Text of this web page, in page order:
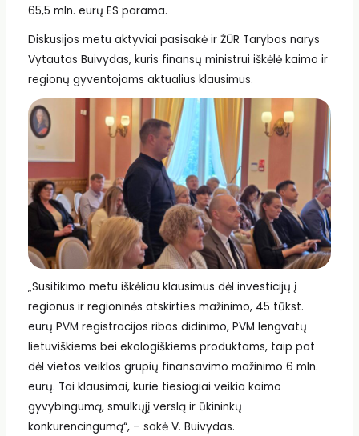
65,5 mln. eurų ES parama.
Diskusijos metu aktyviai pasisakė ir ŽŪR Tarybos narys
Vytautas Buivydas, kuris finansų ministrui iškėlė kaimo ir
regionų gyventojams aktualius klausimus.
„Susitikimo metu iškėliau klausimus dėl investicijų į
regionus ir regioninės atskirties mažinimo, 45 tūkst.
eurų PVM registracijos ribos didinimo, PVM lengvatų
lietuviškiems bei ekologiškiems produktams, taip pat
dėl vietos veiklos grupių finansavimo mažinimo 6 mln.
eurų. Tai klausimai, kurie tiesiogiai veikia kaimo
gyvybingumą, smulkųjį verslą ir ūkininkų
konkurencingumą“, – sakė V. Buivydas.